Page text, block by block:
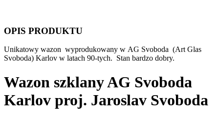
OPIS PRODUKTU
Unikatowy wazon wyprodukowany w AG Svoboda (Art Glas
Svoboda) Karlov w latach 90-tych. Stan bardzo dobry.
Wazon szklany AG Svoboda
Karlov proj. Jaroslav Svoboda